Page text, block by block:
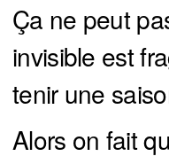
Ça ne peut
invisible est
tenir une
Alors on fait